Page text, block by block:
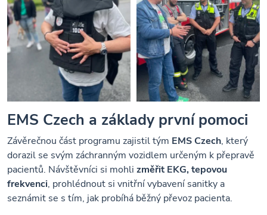
EMS Czech a základy první pomoci
Závěrečnou část programu zajistil tým EMS Czech, který
dorazil se svým záchranným vozidlem určeným k přepravě
pacientů. Návštěvníci si mohli změřit EKG, tepovou
frekvenci, prohlédnout si vnitřní vybavení sanitky a
seznámit se s tím, jak probíhá běžný převoz pacienta.